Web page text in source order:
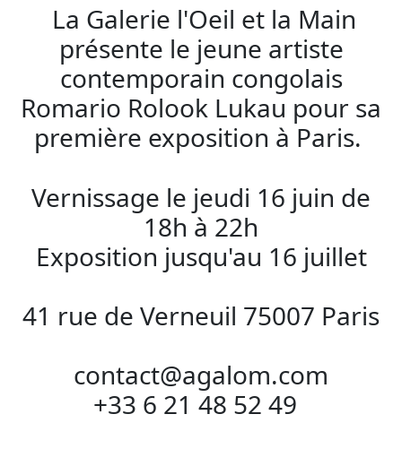
La Galerie l'Oeil et la Main
présente le jeune artiste
contemporain congolais
Romario Rolook Lukau pour sa
première exposition à Paris.
Vernissage le jeudi 16 juin de
18h à 22h
Exposition jusqu'au 16 juillet
41 rue de Verneuil 75007 Paris
contact@agalom.com
+33 6 21 48 52 49